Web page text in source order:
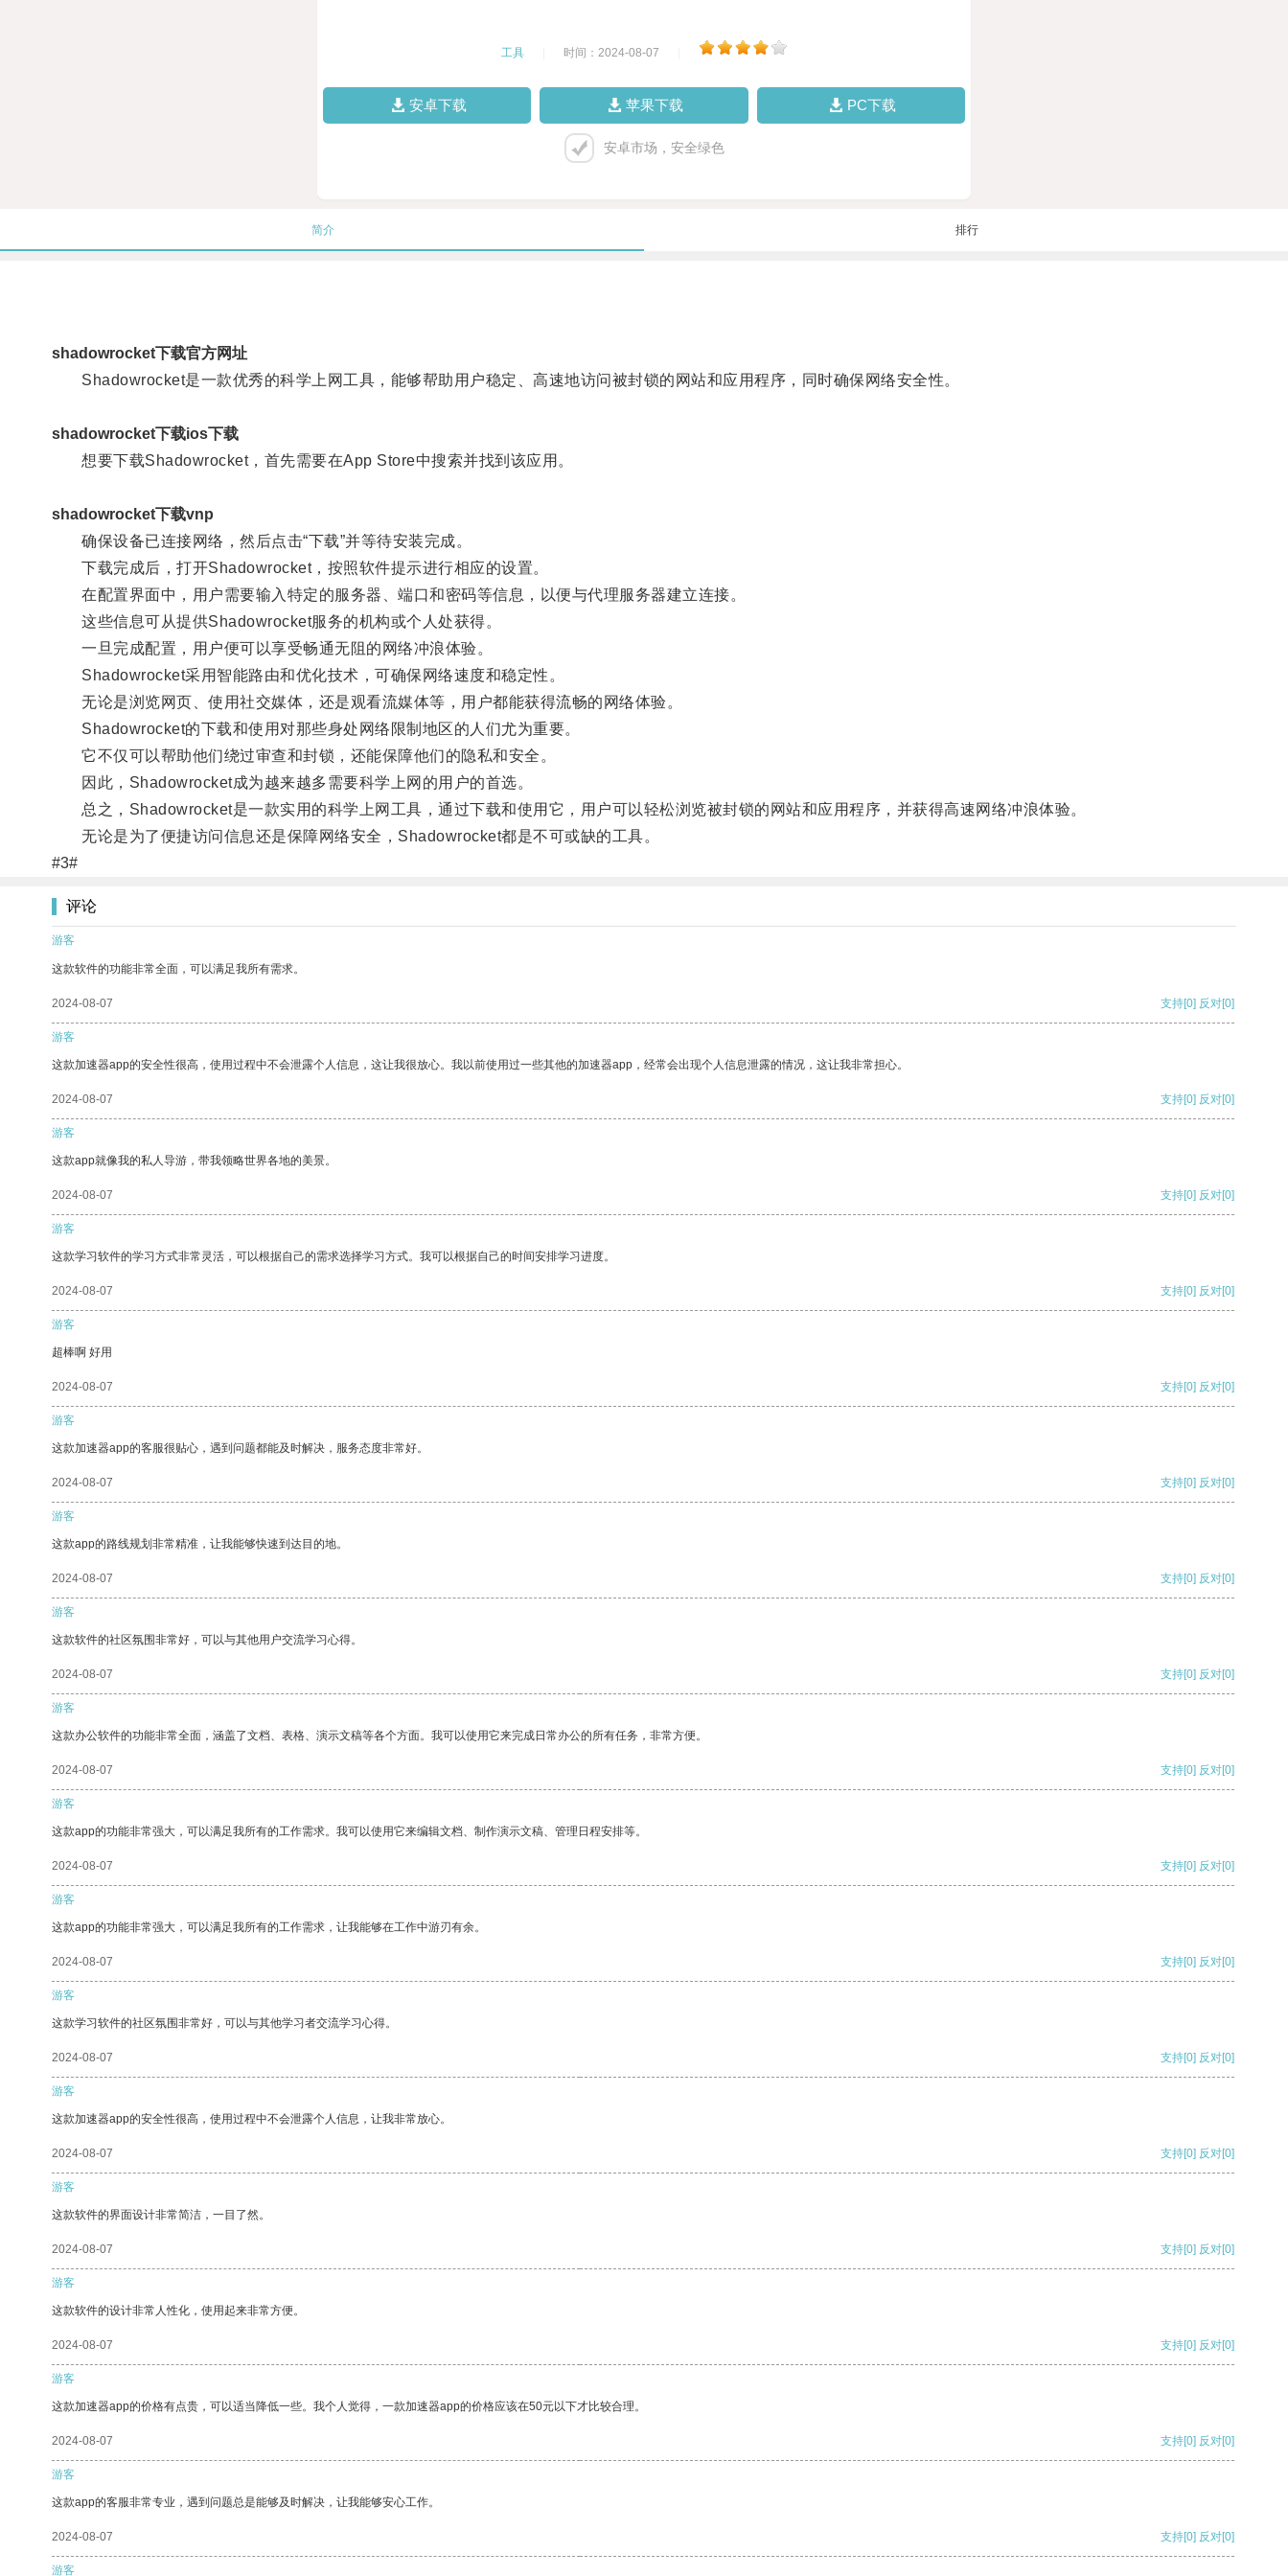
工具 时间：2024-08-07
安卓下载 苹果下载 PC下载
安卓市场，安全绿色
简介 排行
shadowrocket下载官方网址
Shadowrocket是一款优秀的科学上网工具，能够帮助用户稳定、高速地访问被封锁的网站和应用程序，同时确保网络安全性。
shadowrocket下载ios下载
想要下载Shadowrocket，首先需要在App Store中搜索并找到该应用。
shadowrocket下载vnp
确保设备已连接网络，然后点击“下载”并等待安装完成。
下载完成后，打开Shadowrocket，按照软件提示进行相应的设置。
在配置界面中，用户需要输入特定的服务器、端口和密码等信息，以便与代理服务器建立连接。
这些信息可从提供Shadowrocket服务的机构或个人处获得。
一旦完成配置，用户便可以享受畅通无阻的网络冲浪体验。
Shadowrocket采用智能路由和优化技术，可确保网络速度和稳定性。
无论是浏览网页、使用社交媒体，还是观看流媒体等，用户都能获得流畅的网络体验。
Shadowrocket的下载和使用对那些身处网络限制地区的人们尤为重要。
它不仅可以帮助他们绕过审查和封锁，还能保障他们的隐私和安全。
因此，Shadowrocket成为越来越多需要科学上网的用户的首选。
总之，Shadowrocket是一款实用的科学上网工具，通过下载和使用它，用户可以轻松浏览被封锁的网站和应用程序，并获得高速网络冲浪体验。
无论是为了便捷访问信息还是保障网络安全，Shadowrocket都是不可或缺的工具。
#3#
评论
游客
这款软件的功能非常全面，可以满足我所有需求。
2024-08-07 支持[0] 反对[0]
游客
这款加速器app的安全性很高，使用过程中不会泄露个人信息，这让我很放心。我以前使用过一些其他的加速器app，经常会出现个人信息泄露的情况，这让我非常担心。
2024-08-07 支持[0] 反对[0]
游客
这款app就像我的私人导游，带我领略世界各地的美景。
2024-08-07 支持[0] 反对[0]
游客
这款学习软件的学习方式非常灵活，可以根据自己的需求选择学习方式。我可以根据自己的时间安排学习进度。
2024-08-07 支持[0] 反对[0]
游客
超棒啊 好用
2024-08-07 支持[0] 反对[0]
游客
这款加速器app的客服很贴心，遇到问题都能及时解决，服务态度非常好。
2024-08-07 支持[0] 反对[0]
游客
这款app的路线规划非常精准，让我能够快速到达目的地。
2024-08-07 支持[0] 反对[0]
游客
这款软件的社区氛围非常好，可以与其他用户交流学习心得。
2024-08-07 支持[0] 反对[0]
游客
这款办公软件的功能非常全面，涵盖了文档、表格、演示文稿等各个方面。我可以使用它来完成日常办公的所有任务，非常方便。
2024-08-07 支持[0] 反对[0]
游客
这款app的功能非常强大，可以满足我所有的工作需求。我可以使用它来编辑文档、制作演示文稿、管理日程安排等。
2024-08-07 支持[0] 反对[0]
游客
这款app的功能非常强大，可以满足我所有的工作需求，让我能够在工作中游刃有余。
2024-08-07 支持[0] 反对[0]
游客
这款学习软件的社区氛围非常好，可以与其他学习者交流学习心得。
2024-08-07 支持[0] 反对[0]
游客
这款加速器app的安全性很高，使用过程中不会泄露个人信息，让我非常放心。
2024-08-07 支持[0] 反对[0]
游客
这款软件的界面设计非常简洁，一目了然。
2024-08-07 支持[0] 反对[0]
游客
这款软件的设计非常人性化，使用起来非常方便。
2024-08-07 支持[0] 反对[0]
游客
这款加速器app的价格有点贵，可以适当降低一些。我个人觉得，一款加速器app的价格应该在50元以下才比较合理。
2024-08-07 支持[0] 反对[0]
游客
这款app的客服非常专业，遇到问题总是能够及时解决，让我能够安心工作。
2024-08-07 支持[0] 反对[0]
游客